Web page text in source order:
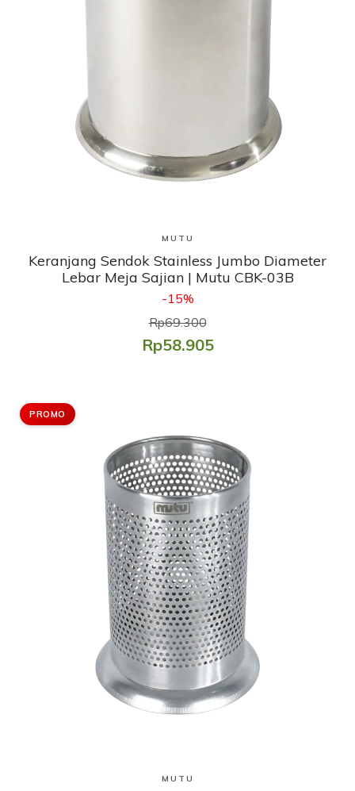
Lihat Produk
MUTU
Keranjang Sendok Stainless Jumbo Diameter
Lebar Meja Sajian | Mutu CBK-03B
-15%
Rp69.300
Rp58.905
PROMO
Lihat Produk
MUTU